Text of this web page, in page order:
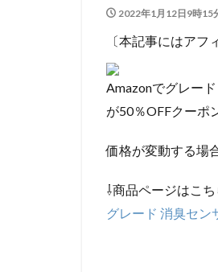
2022年1月12日9時15
〔本記事にはアフ
Amazonでグレー
が50％OFFクーポ
価格が変動する場
⇩商品ページはこち
グレード 消臭セン